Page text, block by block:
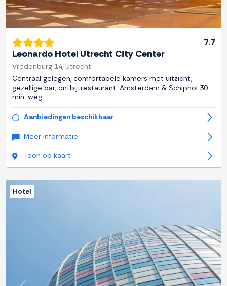
7.7
Leonardo Hotel Utrecht City Center
Vredenburg 14, Utrecht
Centraal gelegen, comfortabele kamers met uitzicht,
gezellige bar, ontbijtrestaurant. Amsterdam & Schiphol 30
min. weg.
Aanbiedingen beschikbaar
Meer informatie
Toon op kaart
Hotel